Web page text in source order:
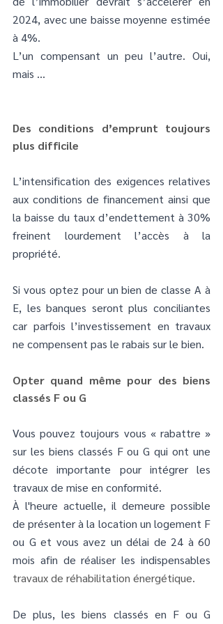
2024, avec une baisse moyenne estimée
à 4%.
L’un compensant un peu l’autre. Oui,
mais …
Des conditions d’emprunt toujours
plus difficile
L’intensification des exigences relatives
aux conditions de financement ainsi que
la baisse du taux d’endettement à 30%
freinent lourdement l’accès à la
propriété.
Si vous optez pour un bien de classe A à
E, les banques seront plus conciliantes
car parfois l’investissement en travaux
ne compensent pas le rabais sur le bien.
Opter quand même pour des biens
classés F ou G
Vous pouvez toujours vous « rabattre »
sur les biens classés F ou G qui ont une
décote importante pour intégrer les
travaux de mise en conformité.
À l'heure actuelle, il demeure possible
de présenter à la location un logement F
ou G et vous avez un délai de 24 à 60
travaux de réhabilitation énergétique.
De plus, les biens classés en F ou G